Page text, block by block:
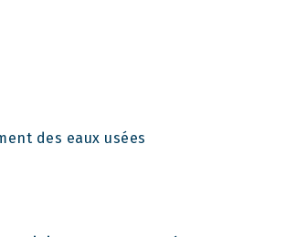
des eaux usées